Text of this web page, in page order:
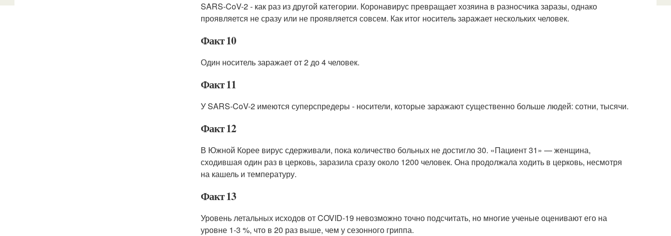
SARS-CoV-2 - как раз из другой категории. Коронавирус превращает хозяина в разносчика заразы, однако
проявляется не сразу или не проявляется совсем. Как итог носитель заражает нескольких человек.
Факт 10
Один носитель заражает от 2 до 4 человек.
Факт 11
У SARS-CoV-2 имеются суперспредеры - носители, которые заражают существенно больше людей: сотни, тысячи.
Факт 12
В Южной Корее вирус сдерживали, пока количество больных не достигло 30. «Пациент 31» — женщина,
сходившая один раз в церковь, заразила сразу около 1200 человек. Она продолжала ходить в церковь, несмотря
на кашель и температуру.
Факт 13
Уровень летальных исходов от COVID-19 невозможно точно подсчитать, но многие ученые оценивают его на
уровне 1-3 %, что в 20 раз выше, чем у сезонного гриппа.